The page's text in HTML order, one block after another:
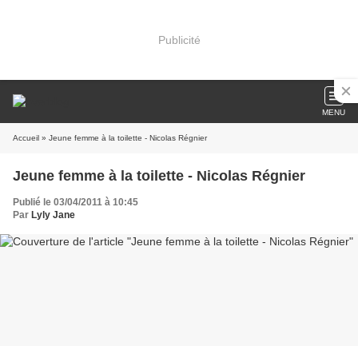
Publicité
MENU
Accueil » Jeune femme à la toilette - Nicolas Régnier
Jeune femme à la toilette - Nicolas Régnier
Publié le 03/04/2011 à 10:45
Par Lyly Jane